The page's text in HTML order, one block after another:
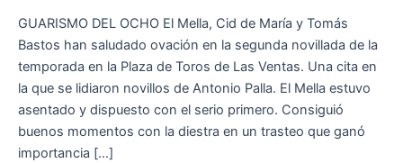
GUARISMO DEL OCHO El Mella, Cid de María y Tomás
Bastos han saludado ovación en la segunda novillada de la
temporada en la Plaza de Toros de Las Ventas. Una cita en
la que se lidiaron novillos de Antonio Palla. El Mella estuvo
asentado y dispuesto con el serio primero. Consiguió
buenos momentos con la diestra en un trasteo que ganó
importancia […]
novillada
de
Antonio
Palla